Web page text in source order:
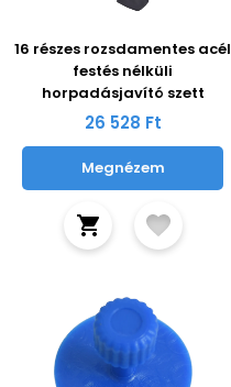
16 részes rozsdamentes acél
festés nélküli
horpadásjavító szett
26 528 Ft
Megnézem